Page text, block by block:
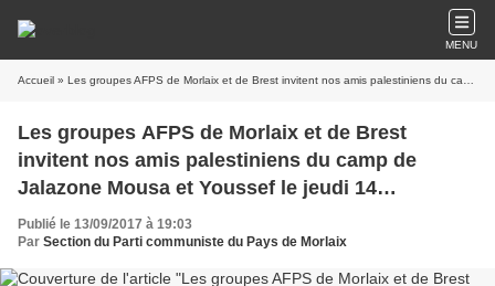
MENU
Accueil » Les groupes AFPS de Morlaix et de Brest invitent nos amis palestiniens du camp de Jalazone Mousa et Youssef le jeudi 14 septembre au bar des deux Rivières à Morlaix et le samedi 16 septembre à BREST. Le PCF invite ses adhérents à les rencontrer à Brest le 14 septembre à 12h
Les groupes AFPS de Morlaix et de Brest
invitent nos amis palestiniens du camp de
Jalazone Mousa et Youssef le jeudi 14
septembre au bar des deux Rivières à Morlaix et
le samedi 16 septembre à BREST. Le PCF invite
ses adhérents à les rencontrer à Brest le 14
Publié le 13/09/2017 à 19:03
Par Section du Parti communiste du Pays de Morlaix